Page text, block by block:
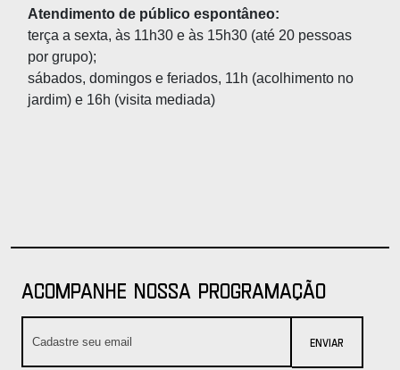
Atendimento de público espontâneo:
terça a sexta, às 11h30 e às 15h30 (até 20 pessoas
por grupo);
sábados, domingos e feriados, 11h (acolhimento no
jardim) e 16h (visita mediada)
ACOMPANHE NOSSA PROGRAMAÇÃO
Enviar